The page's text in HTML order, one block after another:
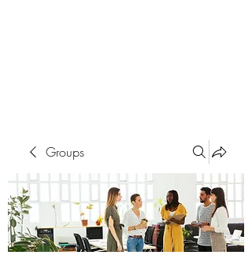
Groups